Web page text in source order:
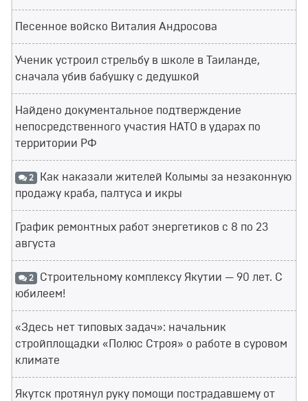
Песенное войско Виталия Андросова
Ученик устроил стрельбу в школе в Таиланде,
сначала убив бабушку с дедушкой
Найдено документальное подтверждение
непосредственного участия НАТО в ударах по
территории РФ
2 Как наказали жителей Колымы за незаконную
продажу краба, палтуса и икры
График ремонтных работ энергетиков с 8 по 23
августа
2 Строительному комплексу Якутии — 90 лет. С
юбилеем!
«Здесь нет типовых задач»: начальник
стройплощадки «Полюс Строя» о работе в суровом
климате
Якутск протянул руку помощи пострадавшему от